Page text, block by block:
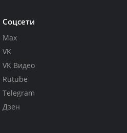
Соцсети
Max
VK
VK Видео
Rutube
Telegram
Дзен